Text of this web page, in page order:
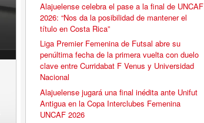
Alajuelense celebra el pase a la final de UNCAF
2026: “Nos da la posibilidad de mantener el
título en Costa Rica”
Liga Premier Femenina de Futsal abre su
penúltima fecha de la primera vuelta con duelo
clave entre Curridabat F Venus y Universidad
Nacional
Alajuelense jugará una final inédita ante Unifut
Antigua en la Copa Interclubes Femenina
UNCAF 2026